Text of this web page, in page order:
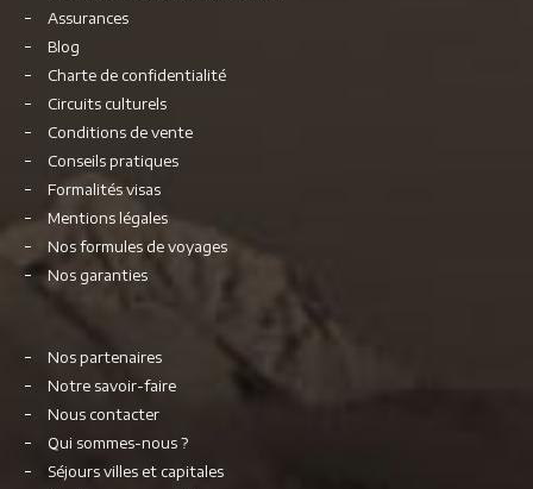
Assurances
Blog
Charte de confidentialité
Circuits culturels
Conditions de vente
Conseils pratiques
Formalités visas
Mentions légales
Nos formules de voyages
Nos garanties
Nos partenaires
Notre savoir-faire
Nous contacter
Qui sommes-nous ?
Séjours villes et capitales